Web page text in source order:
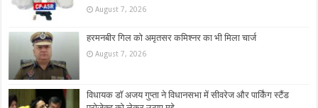
August 7, 2026
हरमनबीर गिल को अमृतसर कमिश्नर का भी मिला चार्ज
August 7, 2026
विधायक डॉ अजय गुप्ता ने विधानसभा में सीवरेज और पार्किंग स्टैंड